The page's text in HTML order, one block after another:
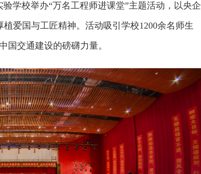
学校举办“万名工程师进课堂”主题活动，以央企
爱国与工匠精神。活动吸引学校1200余名师生
国交通建设的磅礴力量。